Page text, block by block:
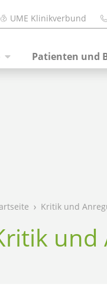
UME Klinikverbund
Patienten und
Kritik und
und